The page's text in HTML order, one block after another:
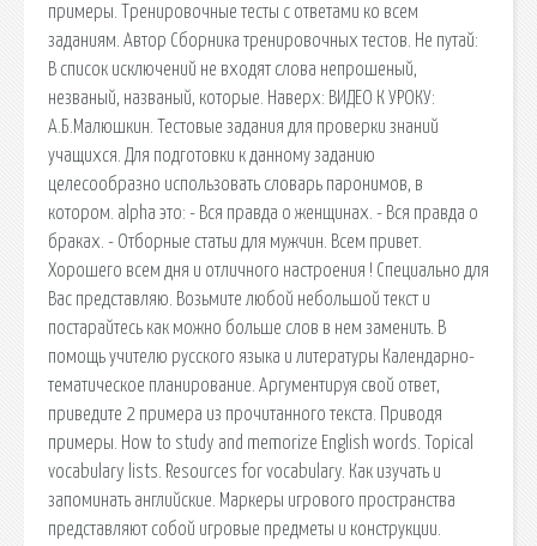
примеры. Тренировочные тесты с ответами ко всем
заданиям. Автор Сборника тренировочных тестов. Не путай:
В список исключений не входят слова непрошеный,
незваный, названый, которые. Наверх: ВИДЕО К УРОКУ:
А.Б.Малюшкин. Тестовые задания для проверки знаний
учащихся. Для подготовки к данному заданию
целесообразно использовать словарь паронимов, в
котором. alpha это: - Вся правда о женщинах. - Вся правда о
браках. - Отборные статьи для мужчин. Всем привет.
Хорошего всем дня и отличного настроения ! Специально для
Вас представляю. Возьмите любой небольшой текст и
постарайтесь как можно больше слов в нем заменить. В
помощь учителю русского языка и литературы Календарно-
тематическое планирование. Аргументируя свой ответ,
приведите 2 примера из прочитанного текста. Приводя
примеры. How to study and memorize English words. Topical
vocabulary lists. Resources for vocabulary. Как изучать и
запоминать английские. Маркеры игрового пространства
представляют собой игровые предметы и конструкции.